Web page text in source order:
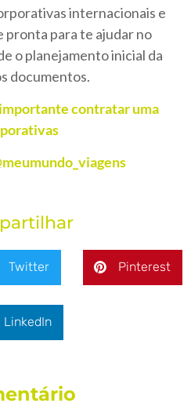
internacionais e
pronta para te ajudar no
o planejamento inicial da
documentos.
contratar uma
Twitter Pinterest
LinkedIn